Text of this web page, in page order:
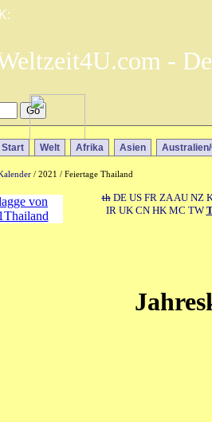
-
Start Welt Afrika Asien
/ 2021 / Feiertage Thailand
th DE US FR ZAAU NZ
IR UK CN HK MC TW